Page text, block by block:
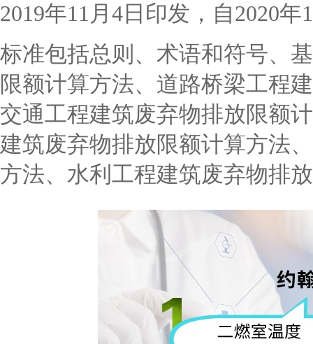
2019年11月4日印发，自2020年
标准包括总则、术语和符号、
限额计算方法、道路桥梁工程
交通工程建筑废弃物排放限额
建筑废弃物排放限额计算方法
方法、水利工程建筑废弃物排